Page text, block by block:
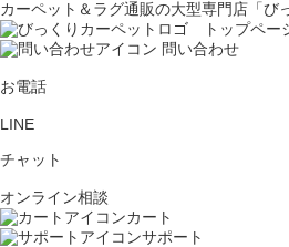
カーペット＆ラグ通販の大型専門店「び
問い合わせ
お電話
LINE
チャット
オンライン相談
カート
サポート